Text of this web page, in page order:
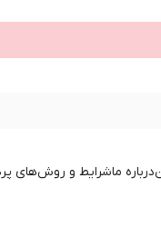
درباره ماشرایط و روش‌های